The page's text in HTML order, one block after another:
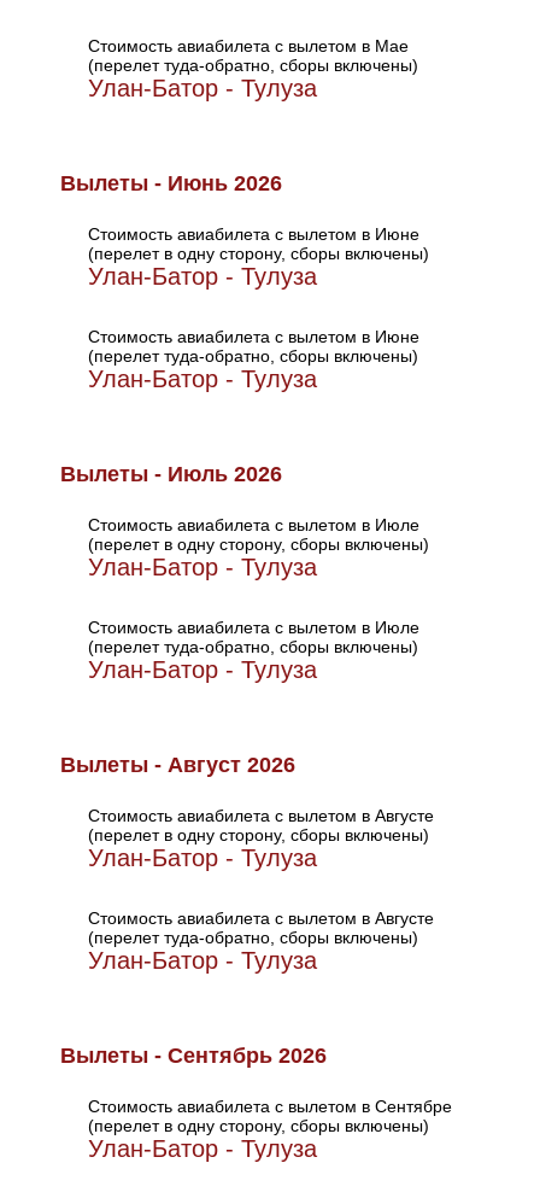
Стоимость авиабилета с вылетом в Мае
(перелет туда-обратно, сборы включены)
Улан-Батор - Тулуза
Вылеты - Июнь 2026
Стоимость авиабилета с вылетом в Июне
(перелет в одну сторону, сборы включены)
Улан-Батор - Тулуза
Стоимость авиабилета с вылетом в Июне
(перелет туда-обратно, сборы включены)
Улан-Батор - Тулуза
Вылеты - Июль 2026
Стоимость авиабилета с вылетом в Июле
(перелет в одну сторону, сборы включены)
Улан-Батор - Тулуза
Стоимость авиабилета с вылетом в Июле
(перелет туда-обратно, сборы включены)
Улан-Батор - Тулуза
Вылеты - Август 2026
Стоимость авиабилета с вылетом в Августе
(перелет в одну сторону, сборы включены)
Улан-Батор - Тулуза
Стоимость авиабилета с вылетом в Августе
(перелет туда-обратно, сборы включены)
Улан-Батор - Тулуза
Вылеты - Сентябрь 2026
Стоимость авиабилета с вылетом в Сентябре
(перелет в одну сторону, сборы включены)
Улан-Батор - Тулуза